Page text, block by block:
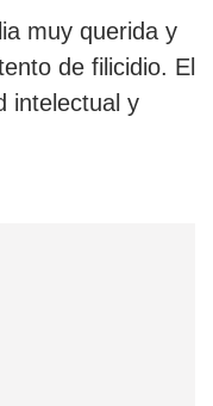
muy querida y
de filicidio. El
intelectual y